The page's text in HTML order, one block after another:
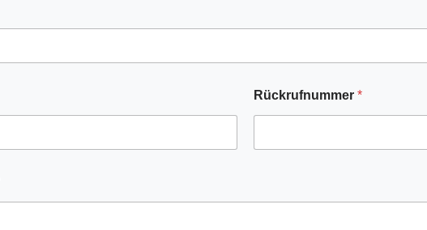
Rückrufnummer *